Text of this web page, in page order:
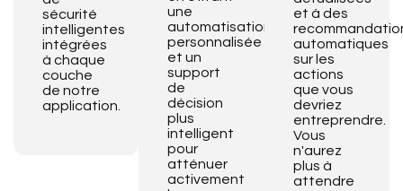
sécurité
intelligentes
intégrées
à chaque
couche
de notre
application.
une
automatisation
personnalisée
et un
support
de
décision
plus
intelligent
pour
atténuer
activement
et à des
automatiques
sur les
actions
que vous
devriez
entreprendre.
Vous
n'aurez
plus à
attendre